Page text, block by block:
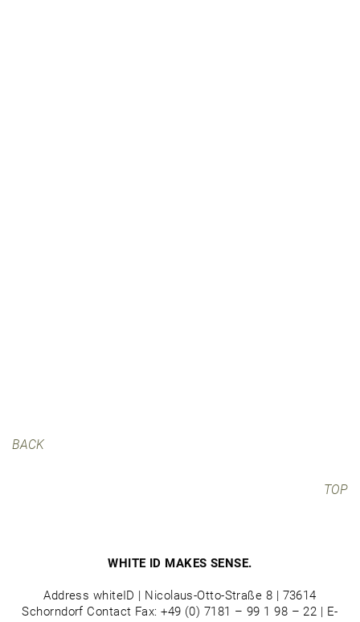
BACK
TOP
WHITE ID MAKES SENSE.
Address whiteID | Nicolaus-Otto-Straße 8 | 73614
Schorndorf Contact Fax: +49 (0) 7181 – 99 1 98 – 22 | E-